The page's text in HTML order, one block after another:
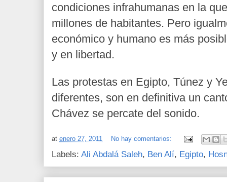
condiciones infrahumanas en la
millones de habitantes. Pero
económico y humano es más
y en libertad.
Las protestas en Egipto, Túnez y
diferentes, son en definitiva un
Chávez se percate del sonido.
at enero 27, 2011 No hay comentarios:
Labels: Ali Abdalá Saleh, Ben Alí, Egipto,